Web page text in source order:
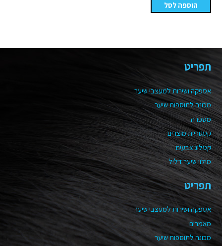
הוספה לסל
תפריט
אספקה ושירות למעצבי שיער
מכונה לתוספות שיער
מספרה
קטגוריית מוצרים
קטלוג צבעים
מילוי שיער דליל
תפריט
אספקה ושירות למעצבי שיער
מאמרים
מכונה לתוספות שיער